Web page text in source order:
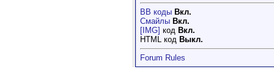
BB коды Вкл.
Смайлы Вкл.
[IMG] код Вкл.
HTML код Выкл.
Forum Rules